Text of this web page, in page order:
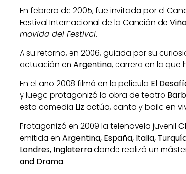
En febrero de 2005, fue invitada por el
Festival Internacional de la Canción de
movida del Festival.
A su retorno, en 2006, guiada por su
actuación en Argentina, carrera en la que
En el año 2008 filmó en la película El
y luego protagonizó la obra de teatro
esta comedia Liz actúa, canta y baila en
Protagonizó en 2009 la telenovela juvenil
emitida en Argentina, España, Italia,
Londres, Inglaterradonde realizó un
and Drama.